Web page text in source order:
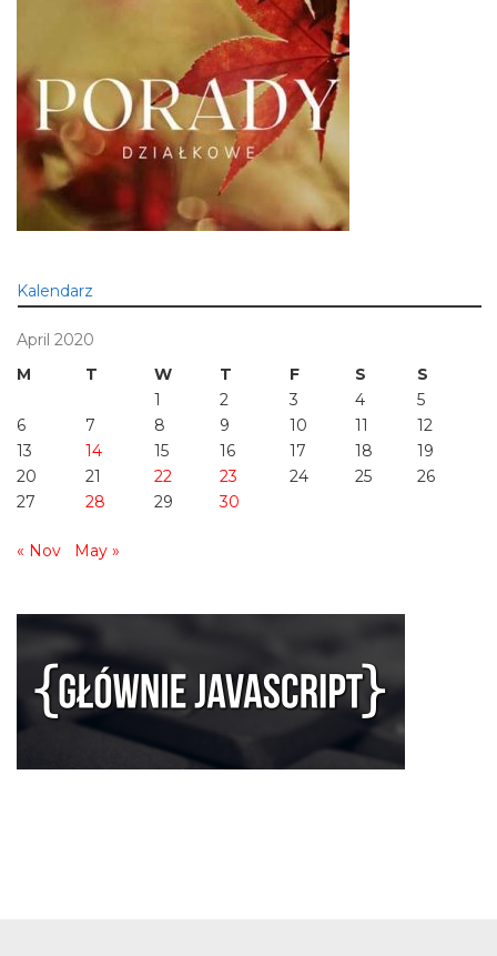
Kalendarz
April 2020
M
T W T F S
S
1
2 3 4
5
6
7 8 9 10 11
12
13
14 15 16 17 18
19
20
21 22 23 24 25
26
27
28 29 30
« Nov May »